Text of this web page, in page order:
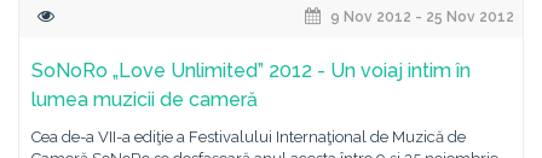
9 Nov 2012 - 25 Nov 2012
SoNoRo „Love Unlimited” 2012 - Un voiaj intim în
lumea muzicii de cameră
Cea de-a VII-a ediţie a Festivalului Internaţional de Muzică de